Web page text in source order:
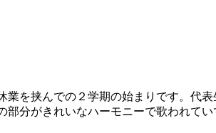
業を挟んでの２学期の始まりです。代
分がきれいなハーモニーで歌われてい